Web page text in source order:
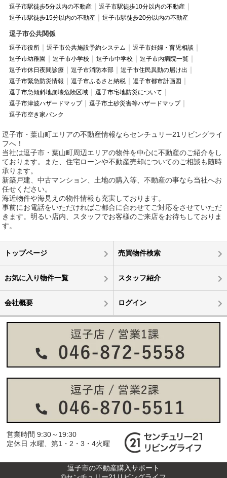
逗子市駅徒歩5分以内の不動産
逗子市駅徒歩10分以内の不動産
逗子市駅徒歩15分以内の不動産
逗子市駅徒歩20分以内の不動産
逗子市公共関係
逗子市役所 逗子市公共施設予約システム
逗子市妊婦・育児相談
逗子市幼稚園
逗子市小学校 逗子市中学校
逗子市内病院一覧
逗子市休日夜間診療
逗子市消防本部
逗子市住民異動の届け出
逗子市緊急防災情報
逗子市ふるさと納税
逗子市都市計画図
逗子市急傾斜地崩壊危険区域
逗子市宅地防災について
逗子市津波ハザードマップ
逗子市土砂災害等ハザードマップ
逗子市空き家バンク
逗子市・葉山町エリアの不動産情報ならセンチュリー21リビングライ
フへ！
当社は逗子市・葉山町周辺エリアの物件を中心に不動産のご紹介をし
ております。また、住宅ローンや不動産売却についてのご相談も随時
承ります。
新築戸建、中古マンション、土地の購入等、不動産の事なら当社へお
任せください。
海近物件や海見えの物件情報も充実しております。
事前にお電話をいただければご都合に合わせてご対応をさせていただ
きます。明るい店内、スタッフでお客様のご来店をお待ちしておりま
す。
トップページ 売買物件検索
お気に入り物件一覧 スタッフ紹介
会社概要 ログイン
営業時間 9:30～19:30
定休日 水曜、第1・2・3・4火曜
逗子市の不動産購入サポート